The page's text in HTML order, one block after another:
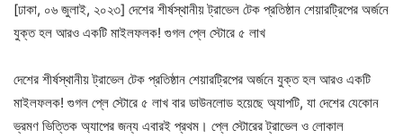
[ঢাকা, ০৬ জুলাই, ২০২৩] দেশের শীর্ষস্থানীয় ট্রাভেল টেক প্রতিষ্ঠান শেয়ারট্রিপের অর্জনে
যুক্ত হল আরও একটি মাইলফলক! গুগল প্লে স্টোরে ৫ লাখ
দেশের শীর্ষস্থানীয় ট্রাভেল টেক প্রতিষ্ঠান শেয়ারট্রিপের অর্জনে যুক্ত হল আরও একটি
মাইলফলক! গুগল প্লে স্টোরে ৫ লাখ বার ডাউনলোড হয়েছে অ্যাপটি, যা দেশের যেকোন
ভ্রমণ ভিত্তিক অ্যাপের জন্য এবারই প্রথম। প্লে স্টোরের ট্রাভেল ও লোকাল